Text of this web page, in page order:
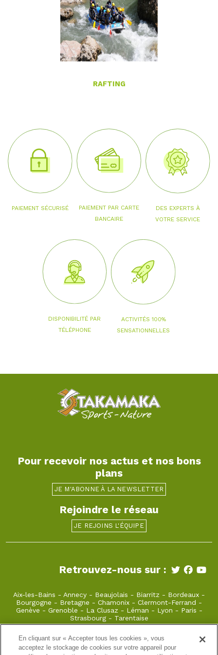
RAFTING
PAIEMENT SÉCURISÉ
PAIEMENT PAR CARTE
BANCAIRE
DES EXPERTS À
VOTRE SERVICE
DISPONIBILITÉ PAR
TÉLÉPHONE
ACTIVITÉS 100%
SENSATIONNELLES
Pour recevoir nos actus et nos bons
plans
JE M'ABONNE À LA NEWSLETTER
Rejoindre le réseau
JE REJOINS L'ÉQUIPE
Retrouvez-nous sur :
Aix-les-Bains - Annecy - Beaujolais - Biarritz - Bordeaux -
Bourgogne - Bretagne - Chamonix - Clermont-Ferrand -
Genève - Grenoble - La Clusaz - Léman - Lyon - Paris -
Strasbourg- Tarentaise
laclusaz@takamaka.fr
En cliquant sur « Accepter tous les cookies », vous
acceptez le stockage de cookies sur votre appareil pour